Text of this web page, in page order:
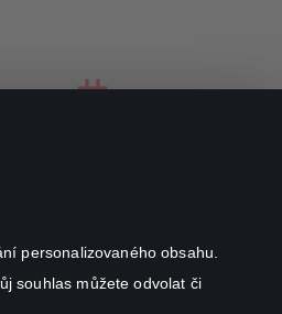
personalizovaného obsahu.
souhlas můžete odvolat či
se sídlem Rue Albert Borschette 4,